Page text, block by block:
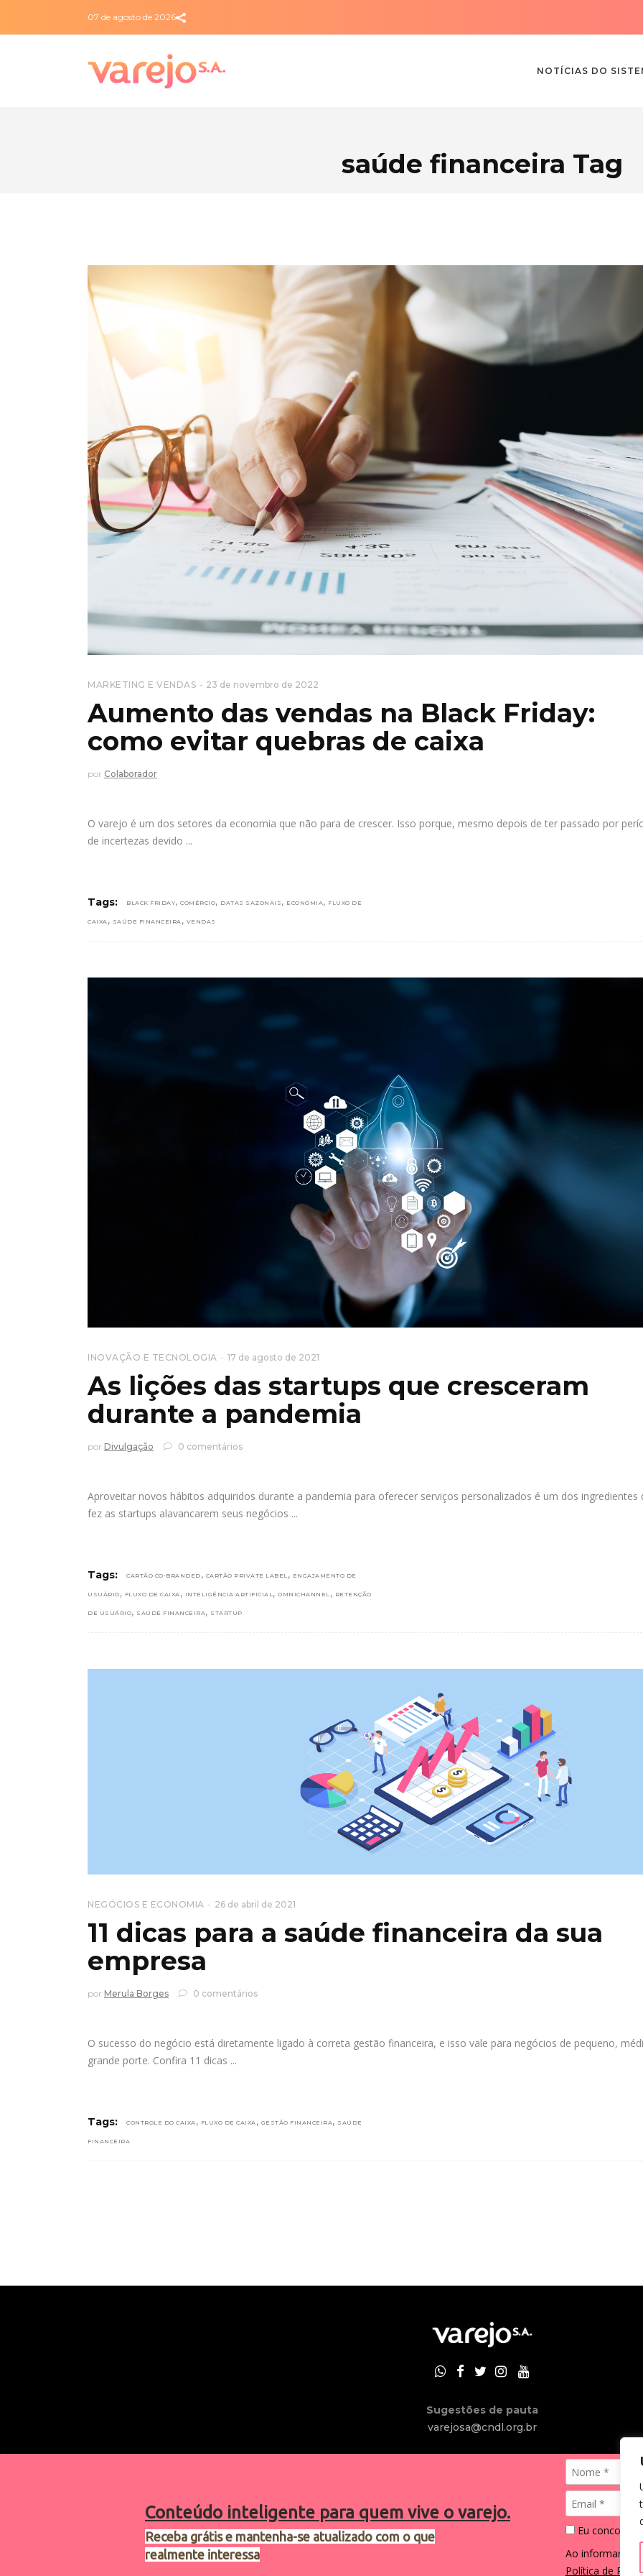
Conteúdo inteligente para quem vive o varejo.
Receba grátis e mantenha-se atualizado com o que
realmente interessa
Eu concordo
Ao informar
Política de
07 de agosto de 2026
NOTÍCIAS DO
saúde financeira Tag
MARKETING E VENDAS 23 de novembro de 2022
Aumento das vendas na Black Friday:
como evitar quebras de caixa
por Colaborador
O varejo é um dos setores da economia que não para de crescer. Isso porque, mesmo depois de ter passado por
de incertezas devido
Tags: BLACK FRIDAY, COMÉRCIO, DATAS SAZONAIS , ECONOMIA , FLUXO DE
CAIXA , SAÚDE FINANCEIRA , VENDAS
INOVAÇÃO E TECNOLOGIA 17 de agosto de 2021
As lições das startups que cresceram
durante a pandemia
por Divulgação 0 comentários
Aproveitar novos hábitos adquiridos durante a pandemia para oferecer serviços personalizados é um dos ingredientes
fez as startups alavancarem seus negócios
Tags: CARTÃO CO-BRANDED , CARTÃO PRIVATE LABEL , ENGAJAMENTO DE
USUÁRIO , FLUXO DE CAIXA , INTELIGÊNCIA ARTIFICIAL, OMNICHANNEL , RETENÇÃO
DE USUÁRIO, SAÚDE FINANCEIRA, STARTUP
NEGÓCIOS E ECONOMIA 26 de abril de 2021
11 dicas para a saúde financeira da sua
empresa
por Merula Borges 0 comentários
O sucesso do negócio está diretamente ligado à correta gestão financeira, e isso vale para negócios de pequeno,
grande porte. Confira 11 dicas
Tags: CONTROLE DO CAIXA , FLUXO DE CAIXA , GESTÃO FINANCEIRA, SAÚDE
FINANCEIRA
Sugestões de pauta
varejosa@cndl.org.br
2024®. Todos os direitos reservados.